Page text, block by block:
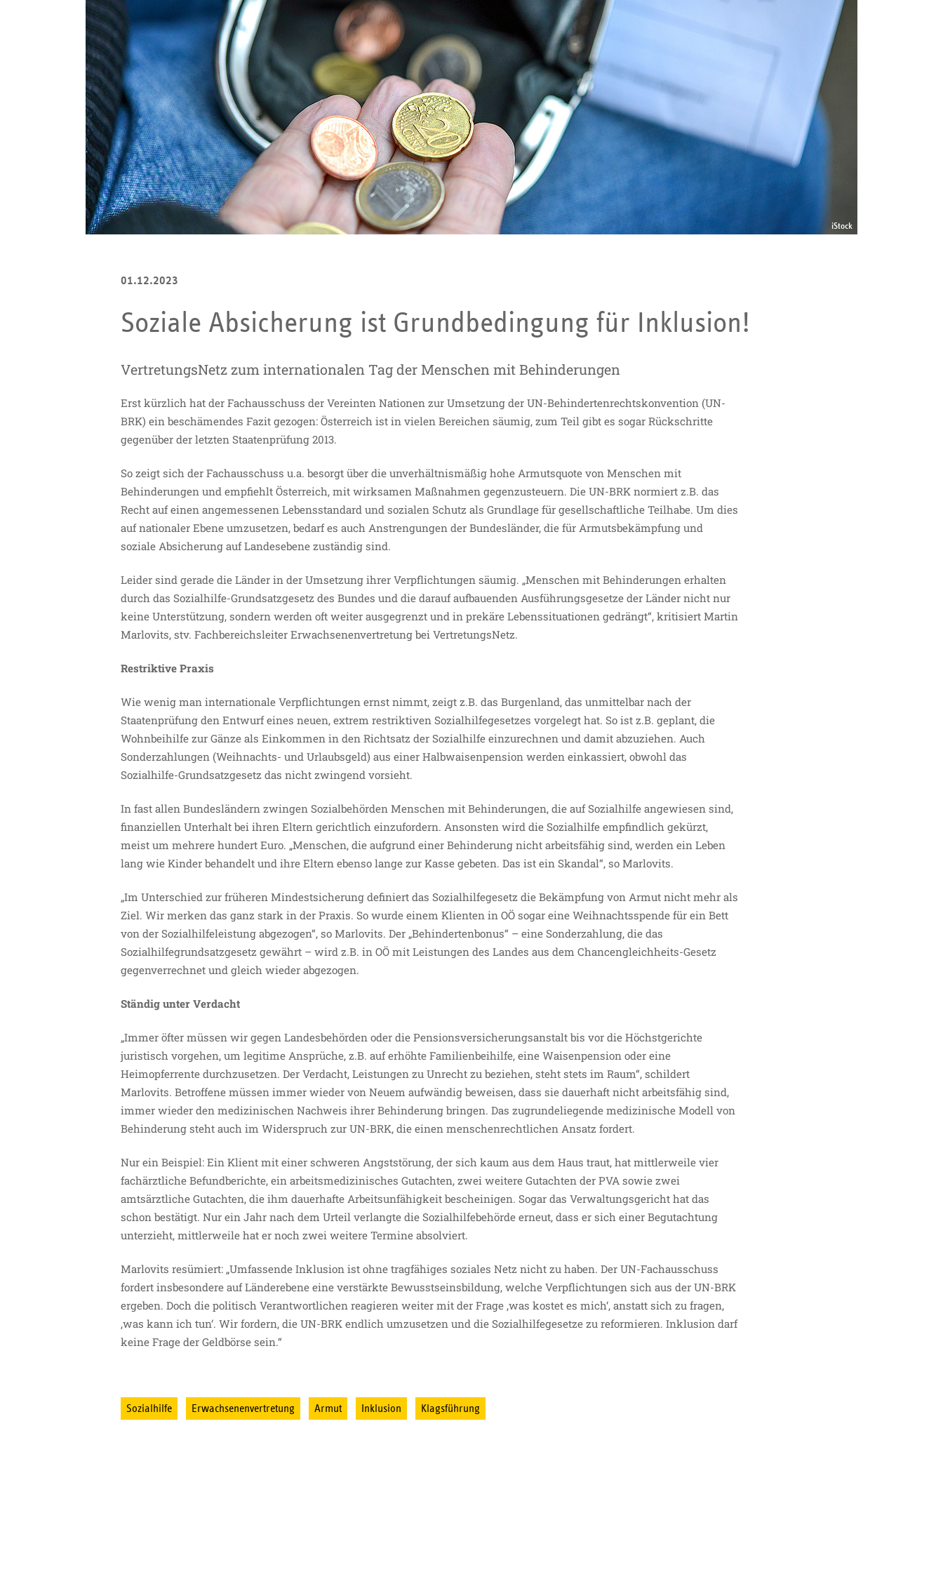
iStock
01.12.2023
Soziale Absicherung ist Grundbedingung für Inklusion!
VertretungsNetz zum internationalen Tag der Menschen mit Behinderungen
Erst kürzlich hat der Fachausschuss der Vereinten Nationen zur Umsetzung der UN-Behindertenrechtskonvention (UN-
BRK) ein beschämendes Fazit gezogen: Österreich ist in vielen Bereichen säumig, zum Teil gibt es sogar Rückschritte
gegenüber der letzten Staatenprüfung 2013.
So zeigt sich der Fachausschuss u.a. besorgt über die unverhältnismäßig hohe Armutsquote von Menschen mit
Behinderungen und empfiehlt Österreich, mit wirksamen Maßnahmen gegenzusteuern. Die UN-BRK normiert z.B. das
Recht auf einen angemessenen Lebensstandard und sozialen Schutz als Grundlage für gesellschaftliche Teilhabe. Um dies
auf nationaler Ebene umzusetzen, bedarf es auch Anstrengungen der Bundesländer, die für Armutsbekämpfung und
soziale Absicherung auf Landesebene zuständig sind.
Leider sind gerade die Länder in der Umsetzung ihrer Verpflichtungen säumig. „Menschen mit Behinderungen erhalten
durch das Sozialhilfe-Grundsatzgesetz des Bundes und die darauf aufbauenden Ausführungsgesetze der Länder nicht nur
keine Unterstützung, sondern werden oft weiter ausgegrenzt und in prekäre Lebenssituationen gedrängt“, kritisiert Martin
Marlovits, stv. Fachbereichsleiter Erwachsenenvertretung bei VertretungsNetz.
Restriktive Praxis
Wie wenig man internationale Verpflichtungen ernst nimmt, zeigt z.B. das Burgenland, das unmittelbar nach der
Staatenprüfung den Entwurf eines neuen, extrem restriktiven Sozialhilfegesetzes vorgelegt hat. So ist z.B. geplant, die
Wohnbeihilfe zur Gänze als Einkommen in den Richtsatz der Sozialhilfe einzurechnen und damit abzuziehen. Auch
Sonderzahlungen (Weihnachts- und Urlaubsgeld) aus einer Halbwaisenpension werden einkassiert, obwohl das
Sozialhilfe-Grundsatzgesetz das nicht zwingend vorsieht.
In fast allen Bundesländern zwingen Sozialbehörden Menschen mit Behinderungen, die auf Sozialhilfe angewiesen sind,
finanziellen Unterhalt bei ihren Eltern gerichtlich einzufordern. Ansonsten wird die Sozialhilfe empfindlich gekürzt,
meist um mehrere hundert Euro. „Menschen, die aufgrund einer Behinderung nicht arbeitsfähig sind, werden ein Leben
lang wie Kinder behandelt und ihre Eltern ebenso lange zur Kasse gebeten. Das ist ein Skandal“, so Marlovits.
„Im Unterschied zur früheren Mindestsicherung definiert das Sozialhilfegesetz die Bekämpfung von Armut nicht mehr als
Ziel. Wir merken das ganz stark in der Praxis. So wurde einem Klienten in OÖ sogar eine Weihnachtsspende für ein Bett
von der Sozialhilfeleistung abgezogen“, so Marlovits. Der „Behindertenbonus“ – eine Sonderzahlung, die das
Sozialhilfegrundsatzgesetz gewährt – wird z.B. in OÖ mit Leistungen des Landes aus dem Chancengleichheits-Gesetz
gegenverrechnet und gleich wieder abgezogen.
Ständig unter Verdacht
„Immer öfter müssen wir gegen Landesbehörden oder die Pensionsversicherungsanstalt bis vor die Höchstgerichte
juristisch vorgehen, um legitime Ansprüche, z.B. auf erhöhte Familienbeihilfe, eine Waisenpension oder eine
Heimopferrente durchzusetzen. Der Verdacht, Leistungen zu Unrecht zu beziehen, steht stets im Raum“, schildert
Marlovits. Betroffene müssen immer wieder von Neuem aufwändig beweisen, dass sie dauerhaft nicht arbeitsfähig sind,
immer wieder den medizinischen Nachweis ihrer Behinderung bringen. Das zugrundeliegende medizinische Modell von
Behinderung steht auch im Widerspruch zur UN-BRK, die einen menschenrechtlichen Ansatz fordert.
Nur ein Beispiel: Ein Klient mit einer schweren Angststörung, der sich kaum aus dem Haus traut, hat mittlerweile vier
fachärztliche Befundberichte, ein arbeitsmedizinisches Gutachten, zwei weitere Gutachten der PVA sowie zwei
amtsärztliche Gutachten, die ihm dauerhafte Arbeitsunfähigkeit bescheinigen. Sogar das Verwaltungsgericht hat das
schon bestätigt. Nur ein Jahr nach dem Urteil verlangte die Sozialhilfebehörde erneut, dass er sich einer Begutachtung
unterzieht, mittlerweile hat er noch zwei weitere Termine absolviert.
Marlovits resümiert: „Umfassende Inklusion ist ohne tragfähiges soziales Netz nicht zu haben. Der UN-Fachausschuss
fordert insbesondere auf Länderebene eine verstärkte Bewusstseinsbildung, welche Verpflichtungen sich aus der UN-BRK
ergeben. Doch die politisch Verantwortlichen reagieren weiter mit der Frage ‚was kostet es mich‘, anstatt sich zu fragen,
‚was kann ich tun‘. Wir fordern, die UN-BRK endlich umzusetzen und die Sozialhilfegesetze zu reformieren. Inklusion darf
keine Frage der Geldbörse sein.“
Sozialhilfe Erwachsenenvertretung Armut Inklusion Klagsführung